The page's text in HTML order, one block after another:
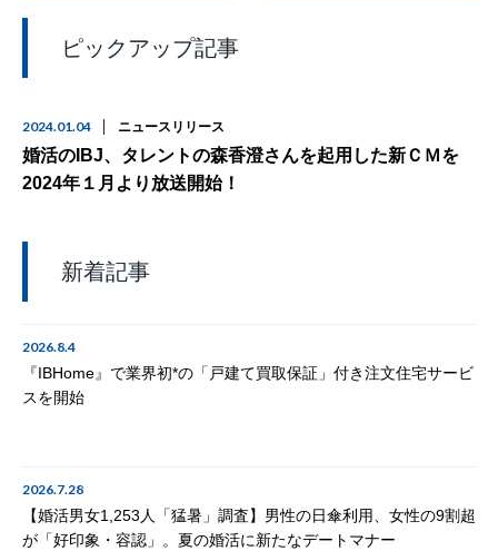
ピックアップ記事
2024.01.04 ニュースリリース
婚活のIBJ、タレントの森香澄さんを起用した新ＣＭを
2024年１月より放送開始！
新着記事
2026.8.4
『IBHome』で業界初*の「戸建て買取保証」付き注文住宅サービ
スを開始
2026.7.28
【婚活男女1,253人「猛暑」調査】男性の日傘利用、女性の9割超
が「好印象・容認」。夏の婚活に新たなデートマナー